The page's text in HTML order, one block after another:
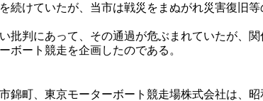
けていたが、当市は戦災をまぬがれ災害復旧
判にあって、その通過が危ぶまれていたが、関
ボート競走を企画したのである。
町、東京モーターボート競走場株式会社は、